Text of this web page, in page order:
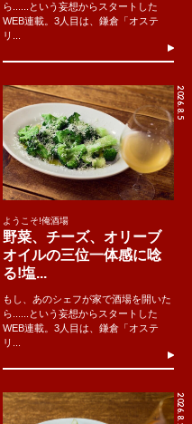
ら......という妄想からスタートした
WEB連載。3人目は、鎌倉「オステ
リ...
2026.8.5
ようこそ!俺酒場
野菜、チーズ、オリーブ
オイルの三位一体感に唸
る!塩...
もし、あのシェフが家で酒場を開いた
ら......という妄想からスタートした
WEB連載。3人目は、鎌倉「オステ
リ...
2026.8.1